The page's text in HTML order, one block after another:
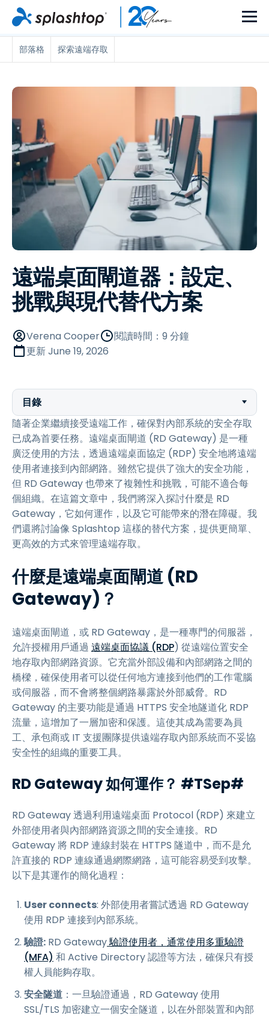
部落格 探索遠端存取
遠端桌面閘道器：設定、
挑戰與現代替代方案
Verena Cooper
閱讀時間：9 分鐘
更新June 19, 2026
目錄
隨著企業繼續接受遠端工作，確保對內部系統的安全存取
已成為首要任務。遠端桌面閘道 (RD Gateway) 是一種
廣泛使用的方法，透過遠端桌面協定 (RDP) 安全地將遠端
使用者連接到內部網路。雖然它提供了強大的安全功能，
但 RD Gateway 也帶來了複雜性和挑戰，可能不適合每
個組織。在這篇文章中，我們將深入探討什麼是 RD
Gateway，它如何運作，以及它可能帶來的潛在障礙。我
們還將討論像 Splashtop 這樣的替代方案，提供更簡單、
更高效的方式來管理遠端存取。
什麼是遠端桌面閘道 (RD
Gateway)？
遠端桌面閘道，或 RD Gateway，是一種專門的伺服器，
允許授權用戶通過 遠端桌面協議 (RDP) 從遠端位置安全
地存取內部網路資源。它充當外部設備和內部網路之間的
橋樑，確保使用者可以從任何地方連接到他們的工作電腦
或伺服器，而不會將整個網路暴露於外部威脅。RD
Gateway 的主要功能是通過 HTTPS 安全地隧道化 RDP
流量，這增加了一層加密和保護。這使其成為需要為員
工、承包商或 IT 支援團隊提供遠端存取內部系統而不妥協
安全性的組織的重要工具。
RD Gateway 如何運作？ #TSep#
RD Gateway 透過利用遠端桌面 Protocol (RDP) 來建立
外部使用者與內部網路資源之間的安全連接。RD
Gateway 將 RDP 連線封裝在 HTTPS 隧道中，而不是允
許直接的 RDP 連線通過網際網路，這可能容易受到攻擊。
以下是其運作的簡化過程：
User connects: 外部使用者嘗試透過 RD Gateway
使用 RDP 連接到內部系統。
驗證: RD Gateway驗證使用者，通常使用多重驗證
(MFA) 和 Active Directory 認證等方法，確保只有授
權人員能夠存取。
安全隧道 ：一旦驗證通過，RD Gateway 使用
SSL/TLS 加密建立一個安全隧道，以在外部裝置和內部